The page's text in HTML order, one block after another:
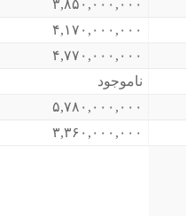
۳,۸۵۰,۰۰۰,۰۰۰
۴,۱۷۰,۰۰۰,۰۰۰
۴,۷۷۰,۰۰۰,۰۰۰
ناموجود
۵,۷۸۰,۰۰۰,۰۰۰
۳,۳۶۰,۰۰۰,۰۰۰